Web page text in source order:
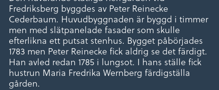
Fredriksberg byggdes av Peter Reinecke
Cederbaum. Huvudbyggnaden är byggd i timmer
men med slätpanelade fasader som skulle
efterlikna ett putsat stenhus. Bygget påbörjades
1783 men Peter Reinecke fick aldrig se det färdigt.
Han avled redan 1785 i lungsot. I hans ställe fick
hustrun Maria Fredrika Wernberg färdigställa
gården.